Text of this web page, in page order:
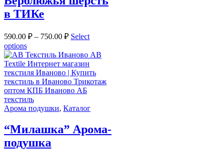
в ТИКе
590.00 ₽ – 750.00 ₽ Select
options
Арома подушки, Каталог
“Милашка” Арома-
подушка